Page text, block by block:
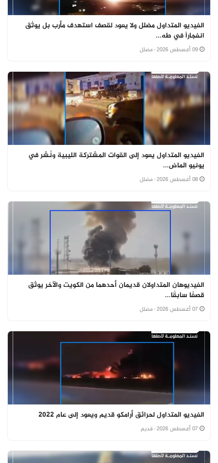
الفيديو المتداول مضلل ولا يعود لقصف استهدف مأرب بل يوثق
انفجاراً في طه...
· مضلل
الفيديو المتداول يعود إلى القوات المشتركة الليبية ونُشر في
يونيو الماض...
· مضلل
الفيديوهان المتداولان قديمان أحدهما من الكويت والآخر يوثق
قصفًا سابقًا...
· مضلل
الفيديو المتداول لحرائق أرامكو قديم ويعود إلى عام 2022
· قديم